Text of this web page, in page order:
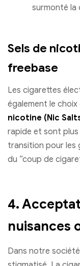
surmonté la
Sels de
freebase
Les cigarettes
également le
nicotine (Nic
rapide et sont
transition pour les
du “coup de
4.
nuisances
Dans notre